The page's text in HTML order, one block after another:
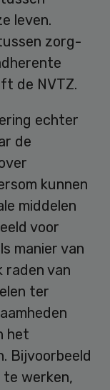
leven.
zorg-
de NVTZ.
echter
de
kunnen
middelen
voor
manier van
raden van
ter
het
Bijvoorbeeld
te werken,